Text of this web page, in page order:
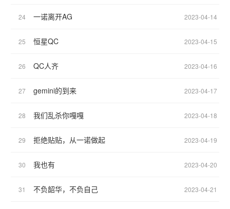
24 一诺离开AG 2023-04-14
25 恒星QC 2023-04-15
26 QC人齐 2023-04-16
27 gemini的到来 2023-04-17
28 我们乱杀你嘎嘎 2023-04-18
29 拒绝贴贴，从一诺做起 2023-04-19
30 我也有 2023-04-20
31 不负韶华，不负自己 2023-04-21